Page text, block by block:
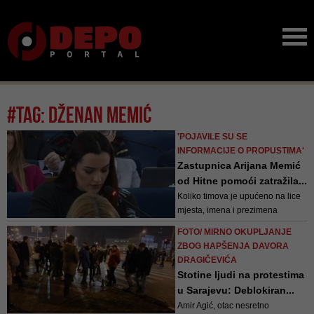
#tag: dženan memić
'POJAVILE SU SE
INFORMACIJE O PROPUSTIMA'
Zastupnica Arijana Memić
od Hitne pomoći zatražila...
Koliko timova je upućeno na lice
mjesta, imena i prezimena
sa kojih punktova te kada su došli
na lice mjesta. Kome je od
pomoć, pitala je Memić
FOTO/ MIRNO OKUPLJANJE
ZBOG HAPŠENJA DAVORA
DRAGIČEVIĆA
Stotine ljudi na protestima
u Sarajevu: Deblokiran...
Amir Agić, otac nesretno